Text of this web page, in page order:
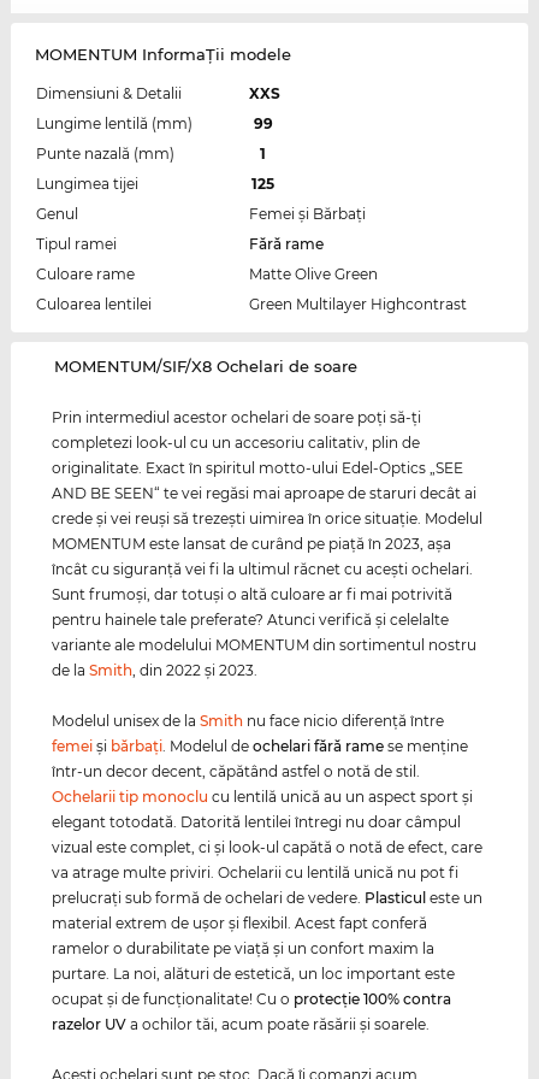
MOMENTUM InformaŢii modele
Dimensiuni & Detalii
XXS
Lungime lentilă (mm)
99
Punte nazală (mm)
1
Lungimea tijei
125
Genul
Femei şi Bărbaţi
Tipul ramei
Fără rame
Culoare rame
Matte Olive Green
Culoarea lentilei
Green Multilayer Highcontrast
‌MOMENTUM/SIF/X8 Ochelari de soare
Prin intermediul acestor ochelari de soare poţi să-ţi
completezi look-ul cu un accesoriu calitativ, plin de
originalitate. Exact în spiritul motto-ului Edel-Optics „SEE
AND BE SEEN“ te vei regăsi mai aproape de staruri decât ai
crede şi vei reuşi să trezeşti uimirea în orice situaţie. Modelul
MOMENTUM este lansat de curând pe piaţă în 2023, aşa
încât cu siguranţă vei fi la ultimul răcnet cu aceşti ochelari.
Sunt frumoşi, dar totuşi o altă culoare ar fi mai potrivită
pentru hainele tale preferate? Atunci verifică şi celelalte
variante ale modelului MOMENTUM din sortimentul nostru
de laSmith, din 2022 şi 2023.
Modelul unisex de laSmith nu face nicio diferenţă între
femei şi bărbaţi. Modelul deochelari fără rame se menţine
într-un decor decent, căpătând astfel o notă de stil.
Ochelarii tip monoclu cu lentilă unică au un aspect sport şi
elegant totodată. Datorită lentilei întregi nu doar câmpul
vizual este complet, ci şi look-ul capătă o notă de efect, care
va atrage multe priviri. Ochelarii cu lentilă unică nu pot fi
prelucraţi sub formă de ochelari de vedere. Plasticul este un
material extrem de uşor şi flexibil. Acest fapt conferă
ramelor o durabilitate pe viaţă şi un confort maxim la
purtare. La noi, alături de estetică, un loc important este
ocupat şi de funcţionalitate! Cu o protecţie 100% contra
razelor UV a ochilor tăi, acum poate răsării şi soarele.
Aceşti ochelari sunt pe stoc. Dacă îi comanzi acum,